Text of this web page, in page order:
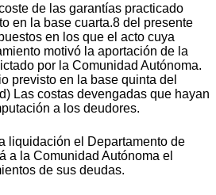
de las garantías practicado
en la base cuarta.8 del presente
en los que el acto cuya
motivó la aportación de la
por la Comunidad Autónoma.
previsto en la base quinta del
Las costas devengadas que hayan
a los deudores.
liquidación el Departamento de
a la Comunidad Autónoma el
de sus deudas.